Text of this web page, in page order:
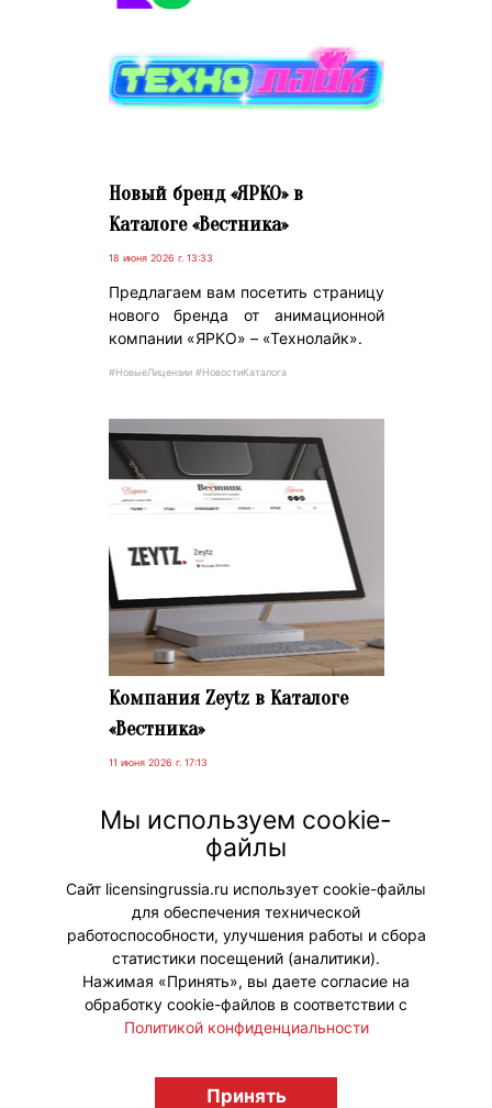
Новый бренд «ЯРКО» в
Каталоге «Вестника»
18 июня 2026 г. 13:33
Предлагаем вам посетить страницу
нового бренда от анимационной
компании «ЯРКО» – «Технолайк».
#НовыеЛицензии #НовостиКаталога
Компания Zeytz в Каталоге
«Вестника»
11 июня 2026 г. 17:13
новой компании Zeytz в Каталоге
#НовостиКаталога
licensingrussia.ru, 2009-2026 12+
Мы используем cookie-
файлы
Сайт licensingrussia.ru использует cookie-файлы
для обеспечения технической
работоспособности, улучшения работы и сбора
статистики посещений (аналитики).
Нажимая «Принять», вы даете согласие на
обработку cookie-файлов в соответствии с
Политикой конфиденциальности
Принять